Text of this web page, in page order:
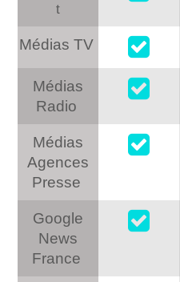
t
Médias TV
Médias
Radio
Médias
Agences
Presse
Google
News
France